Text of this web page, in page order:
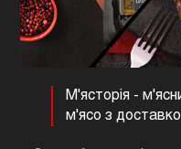
М'ясторія -
м'ясо з